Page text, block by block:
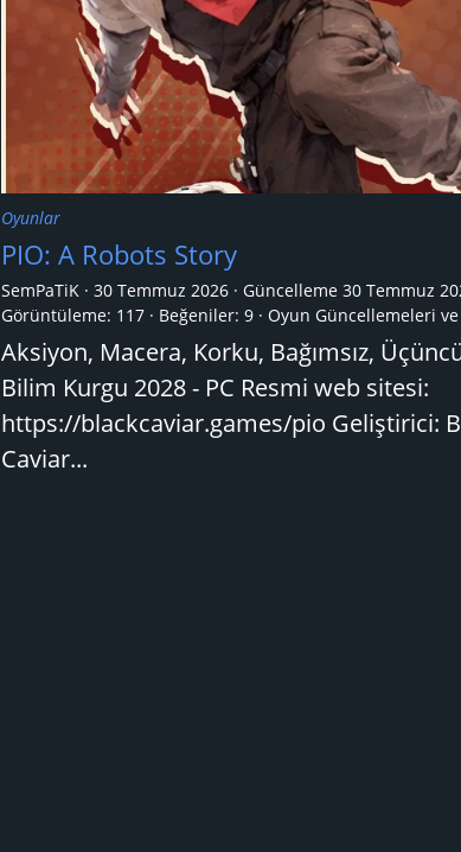
Oyunlar
PIO: A Robots Story
SemPaTiK 30 Temmuz 2026 Güncelleme 30 Temmuz
Görüntüleme: 117
Beğeniler: 9 Oyun Güncellemeleri
Aksiyon, Macera, Korku, Bağımsız,
Bilim Kurgu 2028 - PC Resmi web sitesi:
https://blackcaviar.games/pio Geliştirici:
Caviar...